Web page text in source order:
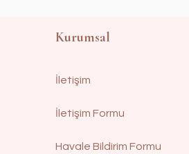
Kurumsal
İletişim
İletişim Formu
Havale Bildirim Formu